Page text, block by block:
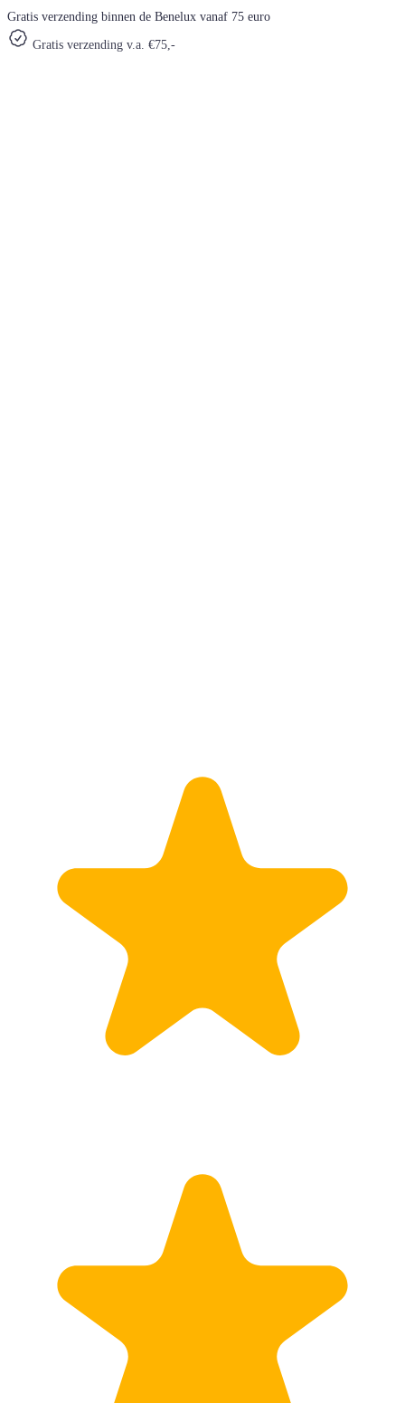
Gratis verzending binnen de Benelux vanaf 75 euro
Gratis verzending v.a. €75,-